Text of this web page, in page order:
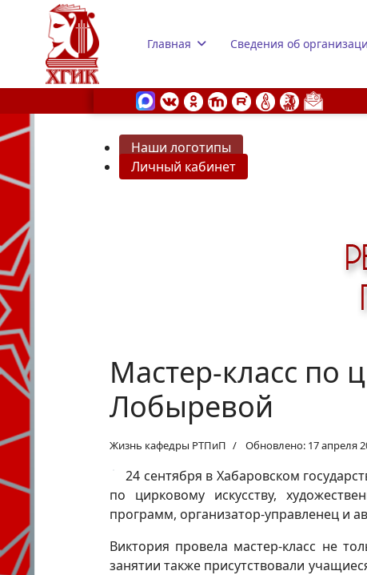
Главная Сведения об
Наши логотипы
Личный кабинет
Мастер-класс по
Лобыревой
Жизнь кафедры РТПиП Обновлено: 17 апреля
24 сентября в Хабаровском
по цирковому искусству,
программ, организатор-управленец и
Виктория провела мастер-класс не
занятии также присутствовали